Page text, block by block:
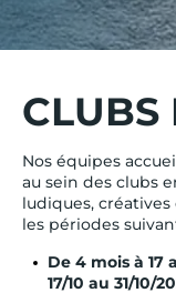
CLUBS
Nos équipes
au sein des clubs
ludiques,
les périodes
De 4 mois à 17
17/10 au 31/10/